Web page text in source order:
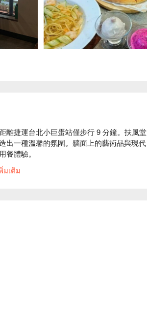
離捷運台北小巨蛋站僅步行 9 分鐘。扶風堂
出一種溫馨的氛圍。牆面上的藝術品與現代
體驗。
家人還是朋友聚會，都是放鬆心情的最佳催
早餐、早午餐、午餐、晚餐
มเติม